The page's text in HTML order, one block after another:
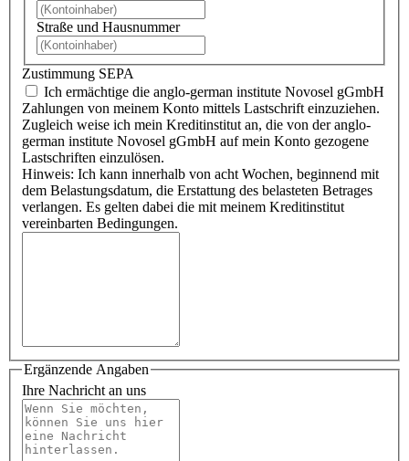
Straße und Hausnummer
Zustimmung SEPA
Ich ermächtige die anglo-german institute Novosel gGmbH
Zahlungen von meinem Konto mittels Lastschrift einzuziehen.
Zugleich weise ich mein Kreditinstitut an, die von der anglo-
german institute Novosel gGmbH auf mein Konto gezogene
Lastschriften einzulösen.
Hinweis: Ich kann innerhalb von acht Wochen, beginnend mit
dem Belastungsdatum, die Erstattung des belasteten Betrages
verlangen. Es gelten dabei die mit meinem Kreditinstitut
vereinbarten Bedingungen.
Ergänzende Angaben
Ihre Nachricht an uns